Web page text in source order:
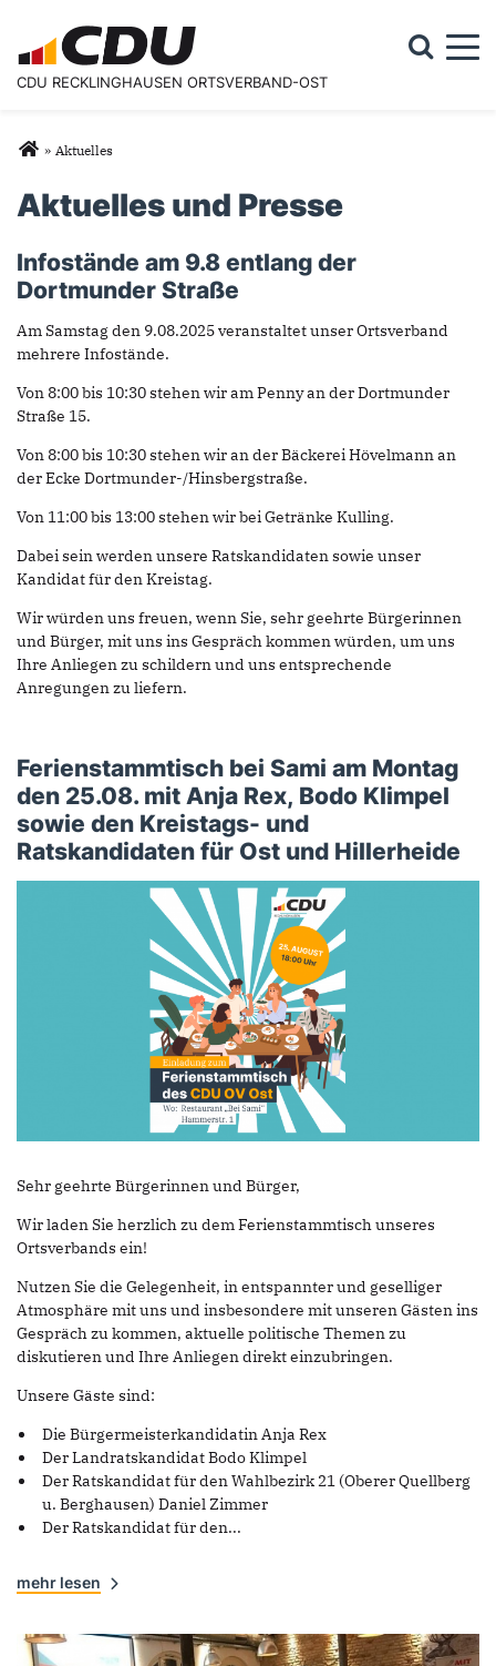
CDU RECKLINGHAUSEN ORTSVERBAND-OST
Suchformular
Sie sind hier
» Aktuelles
Aktuelles und Presse
Infostände am 9.8 entlang der
Dortmunder Straße
Am Samstag den 9.08.2025 veranstaltet unser Ortsverband
mehrere Infostände.
Von 8:00 bis 10:30 stehen wir am Penny an der Dortmunder
Straße 15.
Von 8:00 bis 10:30 stehen wir an der Bäckerei Hövelmann an
der Ecke Dortmunder-/Hinsbergstraße.
Von 11:00 bis 13:00 stehen wir bei Getränke Kulling.
Dabei sein werden unsere Ratskandidaten sowie unser
Kandidat für den Kreistag.
Wir würden uns freuen, wenn Sie, sehr geehrte Bürgerinnen
und Bürger, mit uns ins Gespräch kommen würden, um uns
Ihre Anliegen zu schildern und uns entsprechende
Anregungen zu liefern.
Ferienstammtisch bei Sami am Montag
den 25.08. mit Anja Rex, Bodo Klimpel
sowie den Kreistags- und
Ratskandidaten für Ost und Hillerheide
Sehr geehrte Bürgerinnen und Bürger,
Wir laden Sie herzlich zu dem Ferienstammtisch unseres
Ortsverbands ein!
Nutzen Sie die Gelegenheit, in entspannter und geselliger
Atmosphäre mit uns und insbesondere mit unseren Gästen ins
Gespräch zu kommen, aktuelle politische Themen zu
diskutieren und Ihre Anliegen direkt einzubringen.
Unsere Gäste sind:
Die Bürgermeisterkandidatin Anja Rex
Der Landratskandidat Bodo Klimpel
Der Ratskandidat für den Wahlbezirk 21 (Oberer Quellberg
u. Berghausen) Daniel Zimmer
Der Ratskandidat für den...
mehr lesen